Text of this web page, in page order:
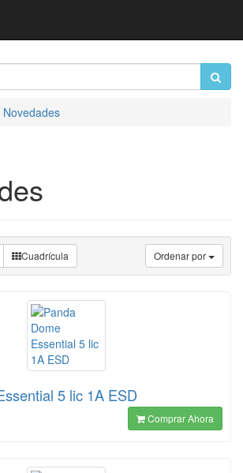
Novedades
Ordenar por
Cuadrícula
5 lic 1A ESD
Comprar Ahora